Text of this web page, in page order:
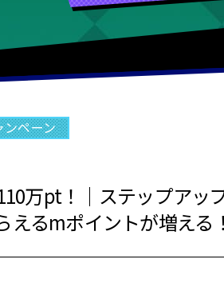
ンペーン
万pt！｜ステップア
えるmポイントが増える